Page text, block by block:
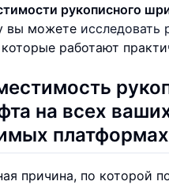
рукописного
вы можете исследовать
которые работают
на всех
платформах
причина, по которой